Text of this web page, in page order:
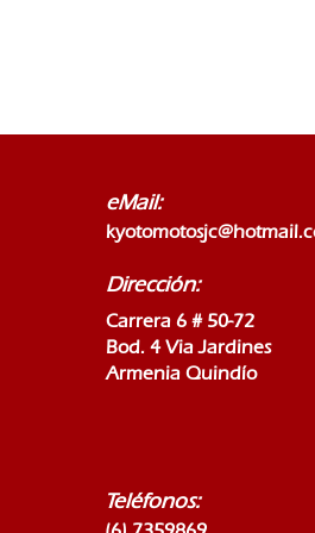
eMail:
Dirección:
Carrera 6 # 50-72
Bod. 4 Via Jardines
Armenia Quindío
Teléfonos: